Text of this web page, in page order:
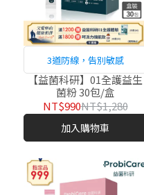
3道防線，告別敏感
【益菌科研】01全護益生
菌粉 30包/盒
NT$990NT$1,280
加入購物車